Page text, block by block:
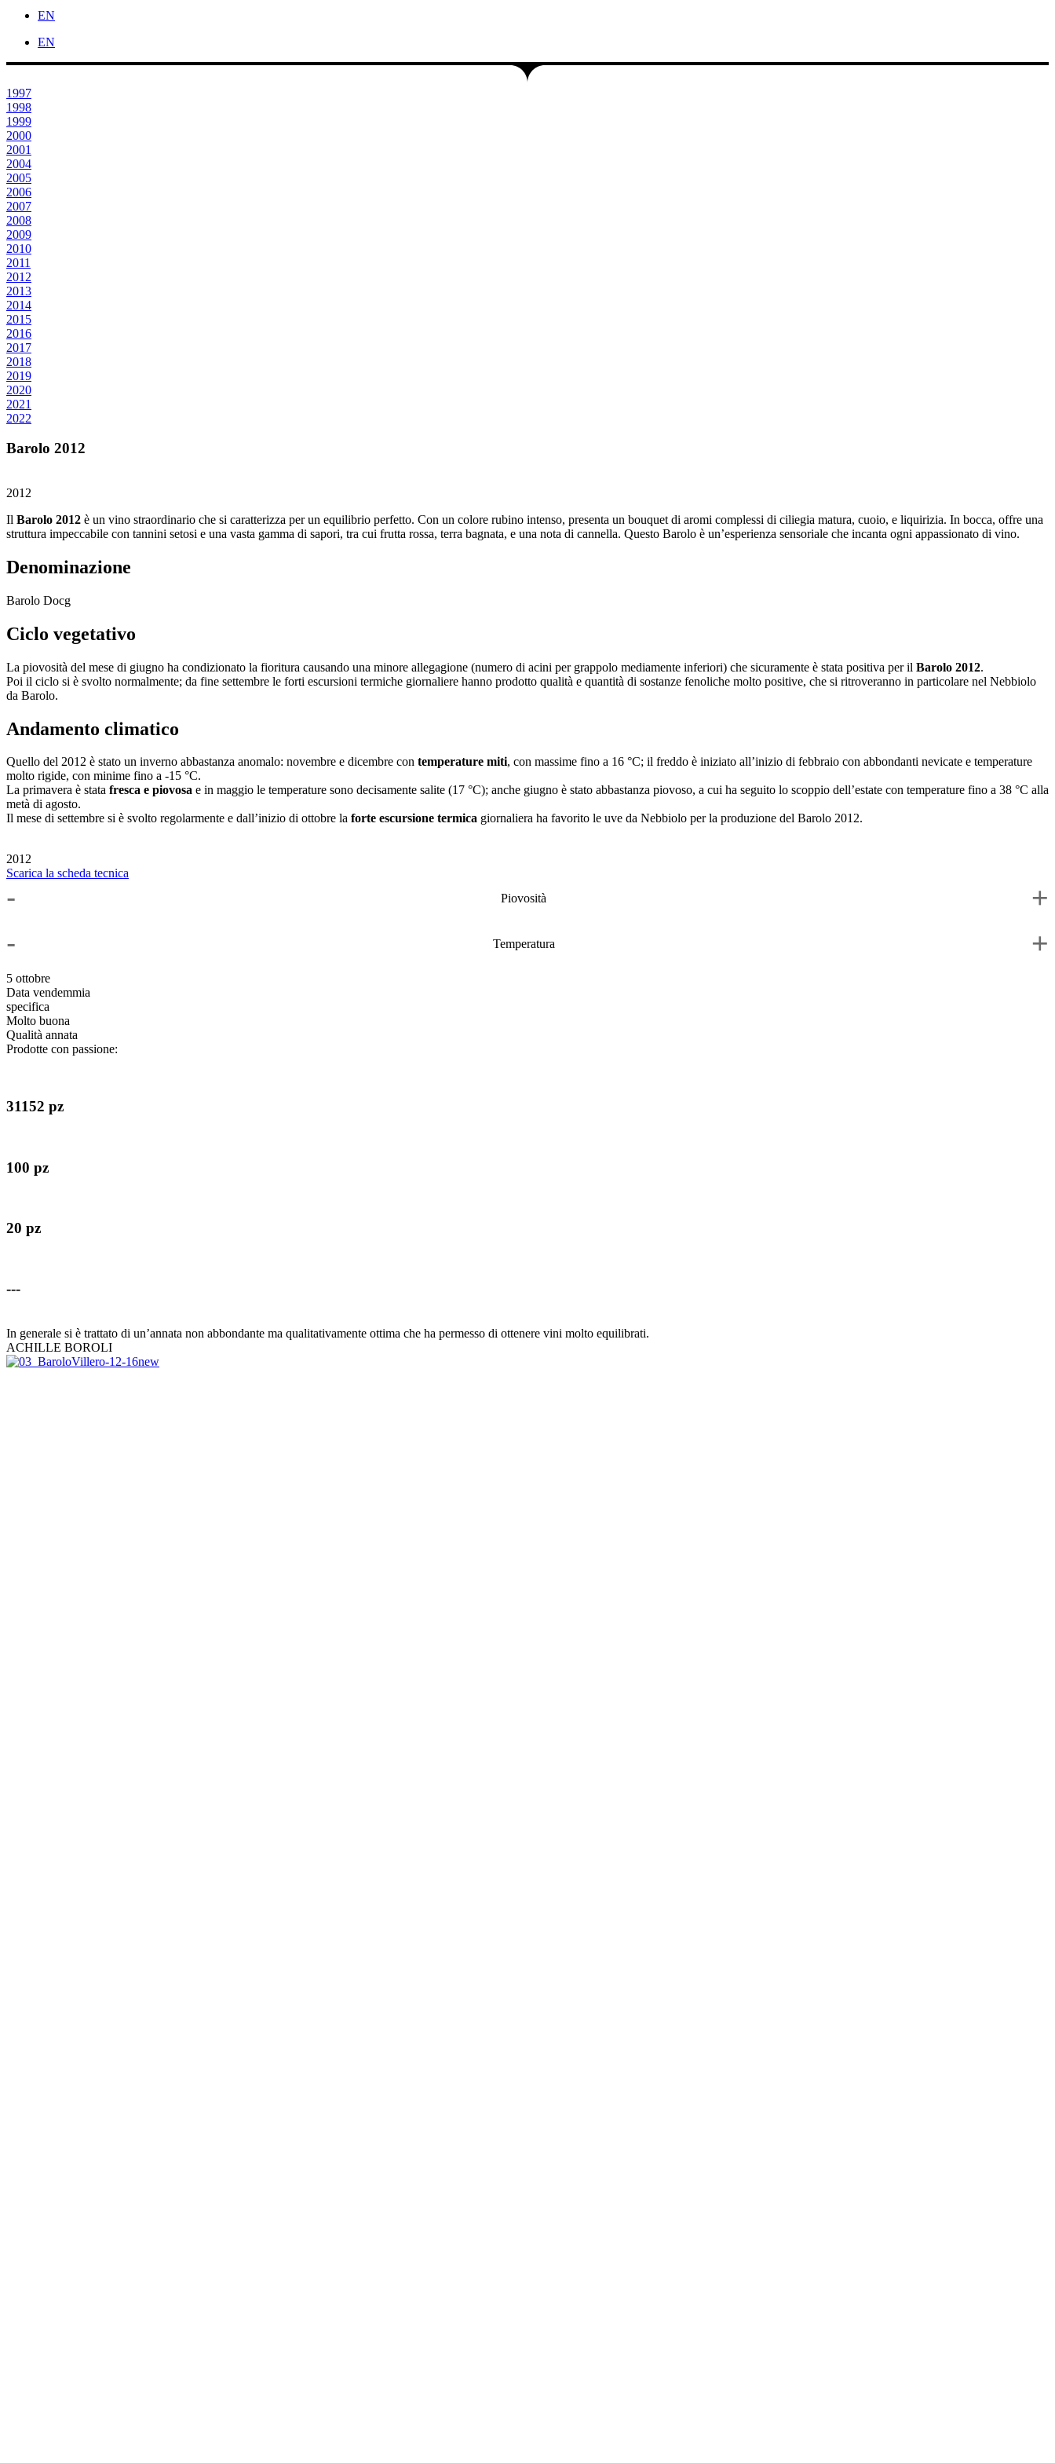
EN
EN
1997
1998
1999
2000
2001
2004
2005
2006
2007
2008
2009
2010
2011
2012
2013
2014
2015
2016
2017
2018
2019
2020
2021
2022
Barolo 2012
2012
Il Barolo 2012 è un vino straordinario che si caratterizza per un equilibrio perfetto. Con un colore rubino intenso, presenta un bouquet di aromi complessi di ciliegia matura, cuoio, e liquirizia. In bocca, offre una
struttura impeccabile con tannini setosi e una vasta gamma di sapori, tra cui frutta rossa, terra bagnata, e una nota di cannella. Questo Barolo è un’esperienza sensoriale che incanta ogni appassionato di vino.
Denominazione
Barolo Docg
Ciclo vegetativo
La piovosità del mese di giugno ha condizionato la fioritura causando una minore allegagione (numero di acini per grappolo mediamente inferiori) che sicuramente è stata positiva per il Barolo 2012.
Poi il ciclo si è svolto normalmente; da fine settembre le forti escursioni termiche giornaliere hanno prodotto qualità e quantità di sostanze fenoliche molto positive, che si ritroveranno in particolare nel Nebbiolo
da Barolo.
Andamento climatico
Quello del 2012 è stato un inverno abbastanza anomalo: novembre e dicembre con temperature miti, con massime fino a 16 °C; il freddo è iniziato all’inizio di febbraio con abbondanti nevicate e temperature
molto rigide, con minime fino a -15 °C.
La primavera è stata fresca e piovosa e in maggio le temperature sono decisamente salite (17 °C); anche giugno è stato abbastanza piovoso, a cui ha seguito lo scoppio dell’estate con temperature fino a 38 °C alla
metà di agosto.
Il mese di settembre si è svolto regolarmente e dall’inizio di ottobre la forte escursione termica giornaliera ha favorito le uve da Nebbiolo per la produzione del Barolo 2012.
2012
Scarica la scheda tecnica
- Piovosità
+
-
Temperatura +
5 ottobre
Data vendemmia
specifica
Molto buona
Qualità annata
Prodotte con passione:
31152 pz
100 pz
20 pz
---
In generale si è trattato di un’annata non abbondante ma qualitativamente ottima che ha permesso di ottenere vini molto equilibrati.
ACHILLE BOROLI